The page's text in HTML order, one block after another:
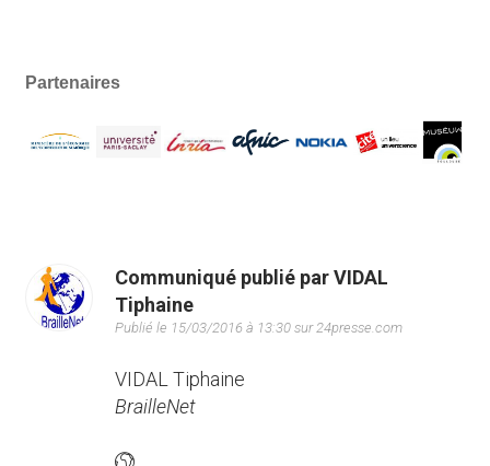
Partenaires
Communiqué publié par VIDAL
Tiphaine
Publié le 15/03/2016 à 13:30 sur 24presse.com
VIDAL Tiphaine
BrailleNet